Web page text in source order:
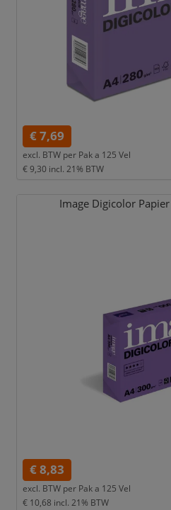
€ 7,69
excl. BTW per Pak a 125 Vel
€ 9,30 incl. 21% BTW
Image Digicolor
€ 8,83
excl. BTW per Pak a 125 Vel
€ 10,68 incl. 21% BTW